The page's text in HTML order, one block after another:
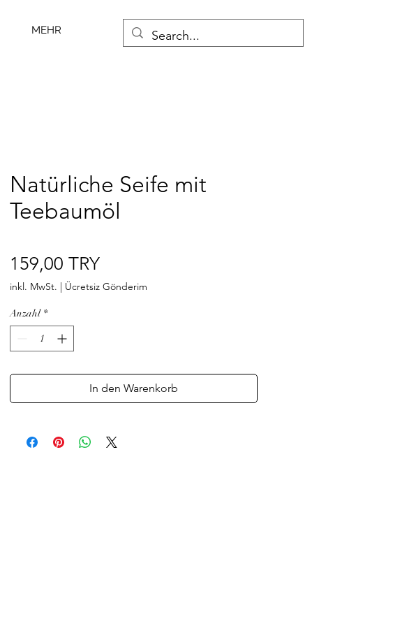
MEHR
Natürliche Seife mit
Teebaumöl
159,00 TRYPreis
inkl. MwSt. | Ücretsiz Gönderim
Anzahl *
In den Warenkorb